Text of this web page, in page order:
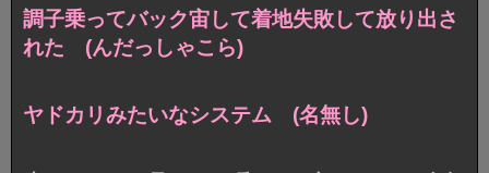
調子乗ってバック宙して着地失敗して放り出さ
れた (んだっしゃこら)
ヤドカリみたいなシステム (名無し)